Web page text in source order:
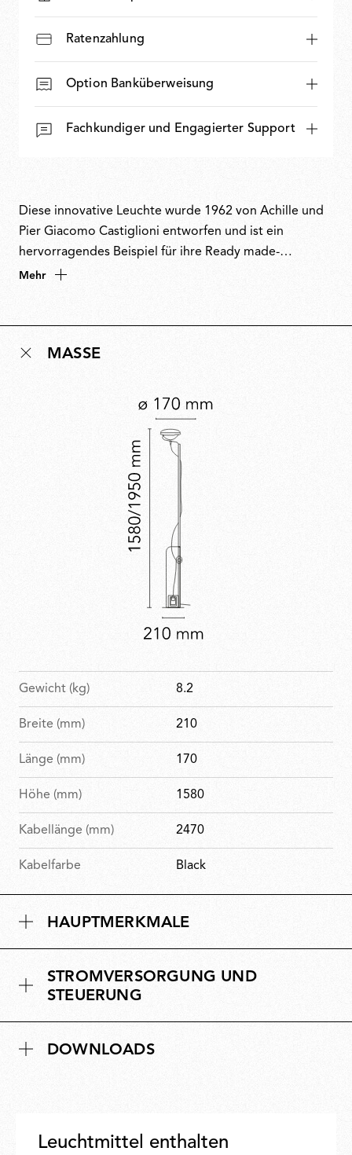
Ratenzahlung
Option Banküberweisung
Fachkundiger und Engagierter Support
Diese innovative Leuchte wurde 1962 von Achille und
Pier Giacomo Castiglioni entworfen und ist ein
hervorragendes Beispiel für ihre Ready made-
Designphilosophie. Ursprünglich von einem
Aufrollen. Diese kreative Kombination aus industriellen
Namen, der eine Anspielung auf das Wort Spielzeug
darstellt. Toio ist eine Designikone, hat mehrere
Auszeichnungen erhalten und ist Teil der ständigen
Sammlung des MoMA.
Mehr
MASSE
Gewicht (kg) 8.2
Breite (mm) 210
Länge (mm) 170
Höhe (mm) 1580
Kabellänge (mm) 2470
Kabelfarbe Black
HAUPTMERKMALE
STROMVERSORGUNG UND
STEUERUNG
DOWNLOADS
Leuchtmittel enthalten